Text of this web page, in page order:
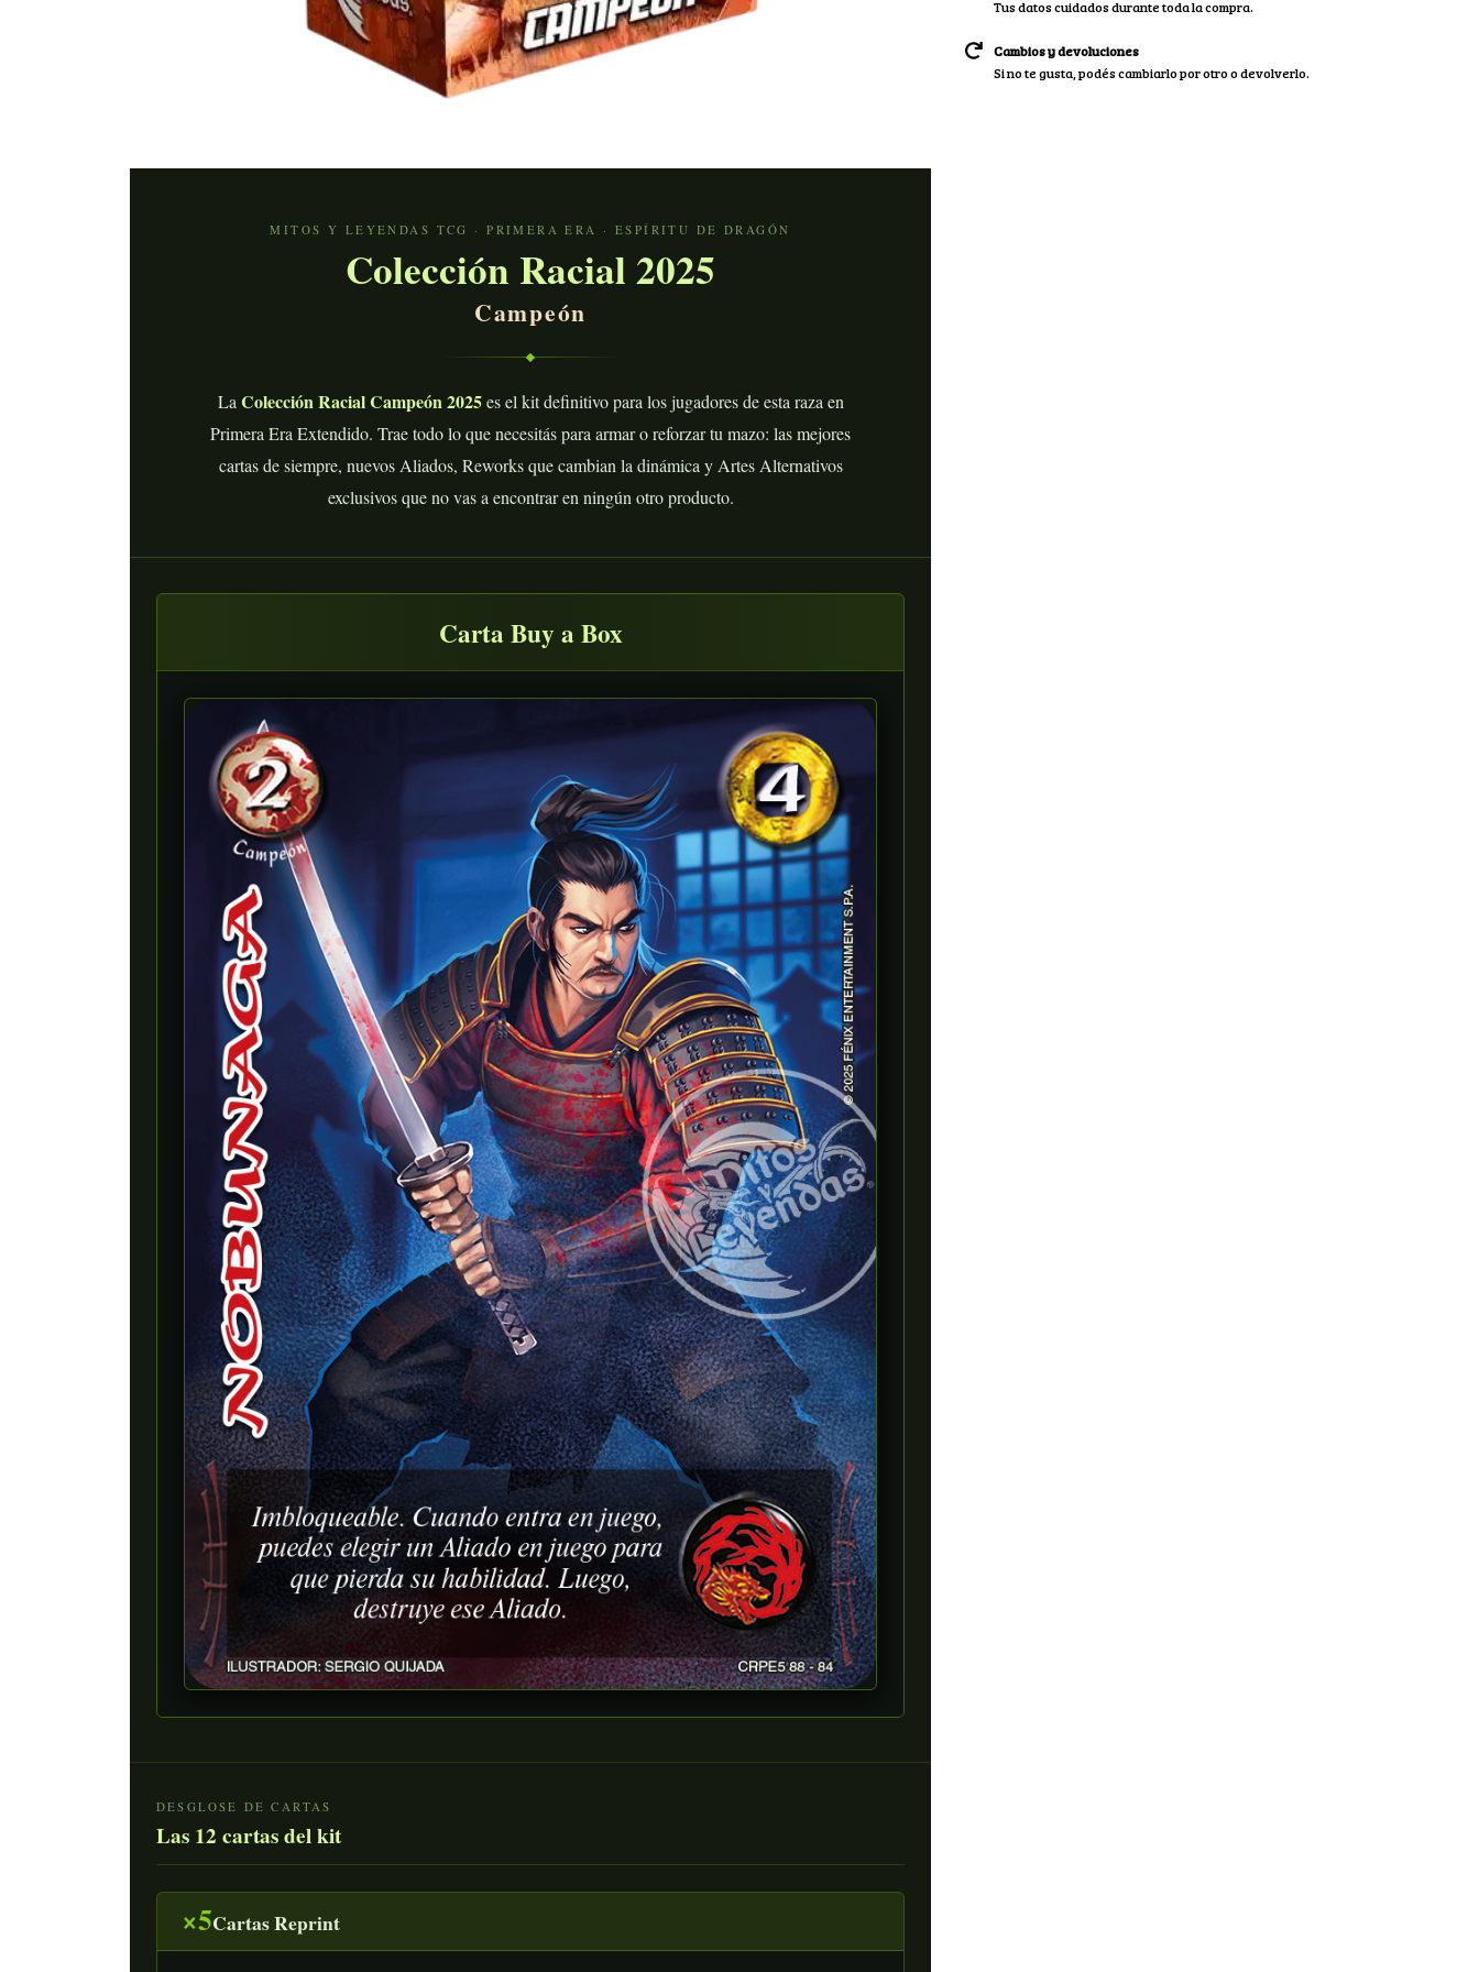
MITOS Y LEYENDAS TCG · PRIMERA ERA · ESPÍRITU DE DRAGÓN
Colección Racial 2025
Campeón
La Colección Racial Campeón 2025es el kit definitivo para los jugadores de esta raza en
Primera Era Extendido. Trae todo lo que necesitás para armar o reforzar tu mazo: las mejores
cartas de siempre, nuevos Aliados, Reworks que cambian la dinámica y Artes Alternativos
exclusivos que no vas a encontrar en ningún otro producto.
Carta Buy a Box
DESGLOSE DE CARTAS
Las 12 cartas del kit
×5Cartas Reprint
Tus datos cuidados durante toda la compra.
Cambios y devoluciones
Si no te gusta, podés cambiarlo por otro o devolverlo.